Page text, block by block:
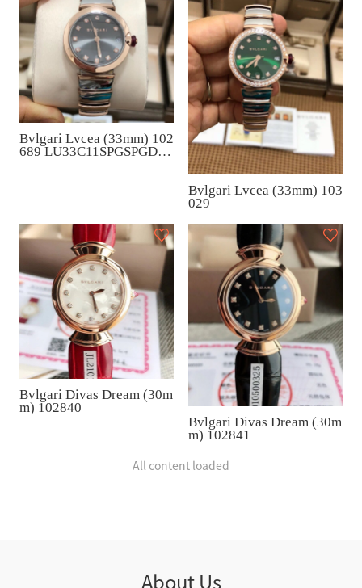
Bvlgari Lvcea (33mm) 102
689 LU33C11SPGSPGD/1
Bvlgari Lvcea (33mm) 103
029
Bvlgari Divas Dream (30m
m) 102840
Bvlgari Divas Dream (30m
m) 102841
All content loaded
About Us